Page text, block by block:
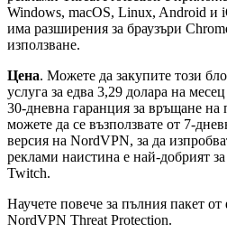
Windows, macOS, Linux, Android и
има разширения за браузъри
използване.
Цена. Можете да закупите този
услуга за едва 3,29 долара на
30-дневна гаранция за връщане
можете да се възползвате от 7-
версия на NordVPN, за да
реклами наистина е най-добрият
Twitch.
Научете повече за пълния пакет
NordVPN Threat Protection.